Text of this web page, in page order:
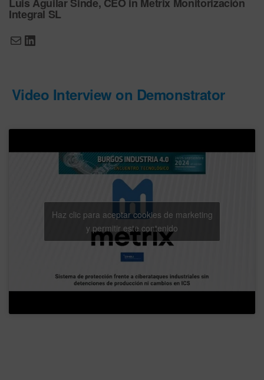
Integral SL
Video Interview on Demonstrator
Haz clic para aceptar cookies de marketing
y permitir este contenido